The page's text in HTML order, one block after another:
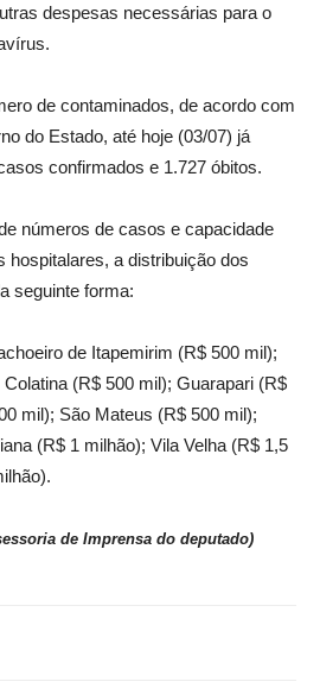
despesas necessárias para o
de contaminados, de acordo com
do Estado, até hoje (03/07) já
confirmados e 1.727 óbitos.
números de casos e capacidade
hospitalares, a distribuição dos
seguinte forma:
de Itapemirim (R$ 500 mil);
(R$ 500 mil); Guarapari (R$
mil); São Mateus (R$ 500 mil);
(R$ 1 milhão); Vila Velha (R$ 1,5
de Imprensa do deputado)